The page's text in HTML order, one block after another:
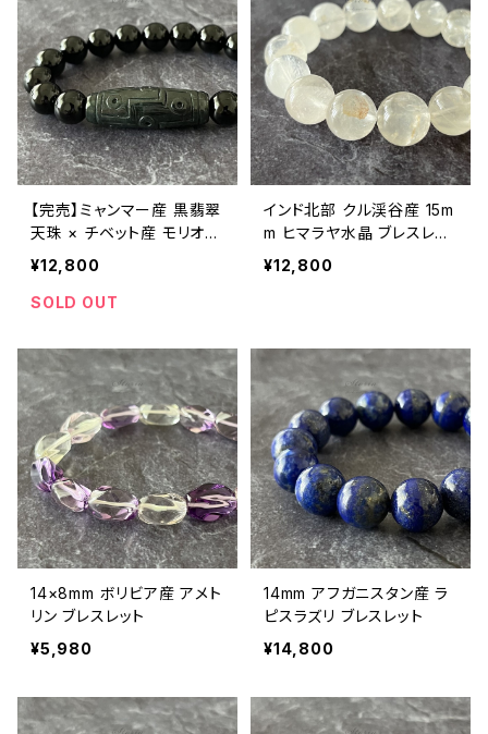
【完売】ミャンマー産 黒翡翠
天珠 × チベット産 モリオン
ブレスレット
¥12,800
SOLD OUT
インド北部 クル渓谷産 15m
m ヒマラヤ水晶 ブレスレッ
ト【鑑別済み・画像現物】
¥12,800
14×8mm ボリビア産 アメト
リン ブレスレット
¥5,980
14mm アフガニスタン産 ラ
ピスラズリ ブレスレット
¥14,800